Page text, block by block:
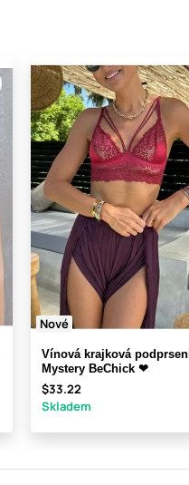
Nové
Vínová krajková
Mystery BeChick ❤
$33.22
Skladem